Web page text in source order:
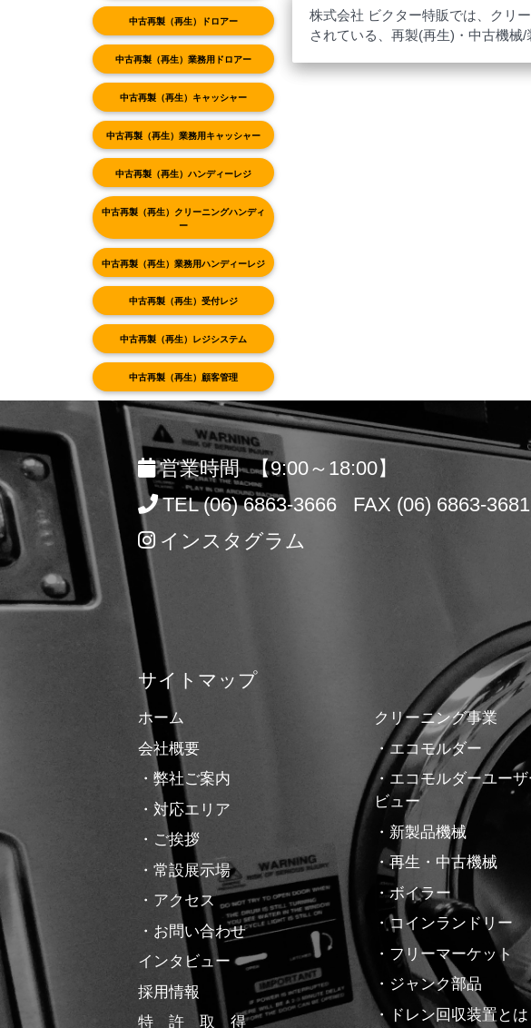
中古再製（再生）ドロアー
中古再製（再生）業務用ドロアー
中古再製（再生）キャッシャー
中古再製（再生）業務用キャッシャー
中古再製（再生）ハンディーレジ
中古再製（再生）クリーニングハンディ
ー
中古再製（再生）業務用ハンディーレジ
中古再製（再生）受付レジ
中古再製（再生）レジシステム
中古再製（再生）顧客管理
株式会社 ビクター特販では、クリ
されている、再製(再生)・中古機械
営業時間 【9:00～18:00】
TEL (06) 6863-3666 FAX (06) 6863-3681
インスタグラム
サイトマップ
ホーム
会社概要
・弊社ご案内
・対応エリア
・ご挨拶
・常設展示場
・アクセス
・お問い合わせ
インタビュー
採用情報
特 許 取 得
クリーニング事業
・エコモルダー
・エコモルダーユーザ
ビュー
・新製品機械
・再生・中古機械
・ボイラー
・コインランドリー
・フリーマーケット
・ジャンク部品
・ドレン回収装置とは